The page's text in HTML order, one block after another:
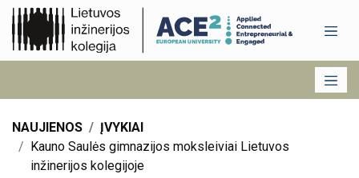
NAUJIENOS
ĮVYKIAI
Kauno Saulės gimnazijos moksleiviai Lietuvos
inžinerijos kolegijoje